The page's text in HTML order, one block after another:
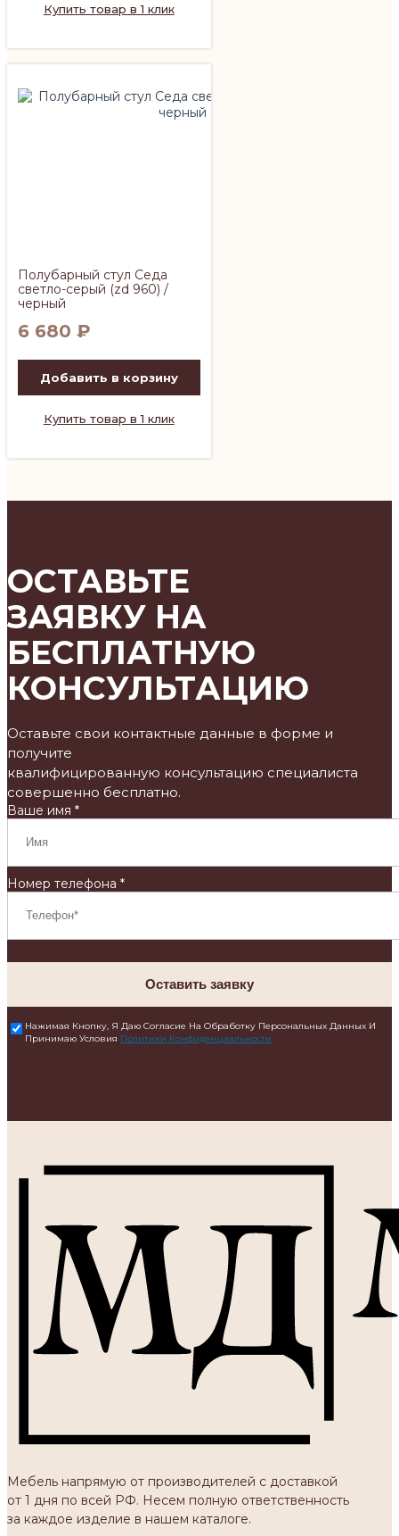
Купить товар в 1 клик
Полубарный стул Седа
светло-серый (zd 960) /
черный
6 680 ₽
Добавить в корзину
Купить товар в 1 клик
ОСТАВЬТЕ
ЗАЯВКУ НА
БЕСПЛАТНУЮ
КОНСУЛЬТАЦИЮ
Оставьте свои контактные данные в форме и
получите
квалифицированную консультацию специалиста
совершенно бесплатно.
Ваше имя *
Номер телефона *
Оставить заявку
Нажимая Кнопку, Я Даю Согласие На Обработку Персональных Данных И
Принимаю Условия Политики Конфиденциальности
Мебель напрямую от производителей с доставкой
от 1 дня по всей РФ. Несем полную ответственность
за каждое изделие в нашем каталоге.